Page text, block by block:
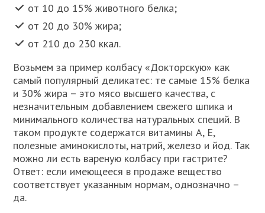
от 10 до 15% животного белка;
от 20 до 30% жира;
от 210 до 230 ккал.
Возьмем за пример колбасу «Докторскую» как
самый популярный деликатес: те самые 15% белка
и 30% жира – это мясо высшего качества, с
незначительным добавлением свежего шпика и
минимального количества натуральных специй. В
таком продукте содержатся витамины А, Е,
полезные аминокислоты, натрий, железо и йод. Так
можно ли есть вареную колбасу при гастрите?
Ответ: если имеющееся в продаже вещество
соответствует указанным нормам, однозначно –
да.